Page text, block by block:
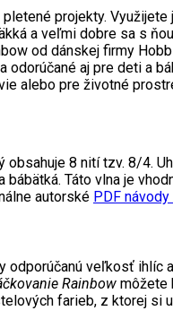
projekty.
a veľmi dobre sa s
od dánskej firmy
aj pre deti a
alebo pre životné
obsahuje 8 nití tzv. 8/4.
Táto vlna je
autorské PDF návody
veľkosť ihlíc
Rainbow môžete
farieb, z ktorej